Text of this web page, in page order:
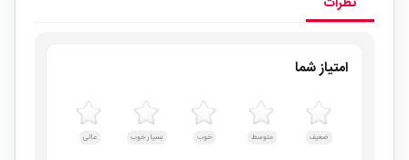
امتیاز شما
ضعیف متوسط خوب بسیار خوب عالی